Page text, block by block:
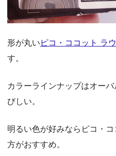
形が丸い ピコ・ココット ラ
す。
カラーラインナップはオー
びしい。
明るい色が好みならピコ・
方がおすすめ。